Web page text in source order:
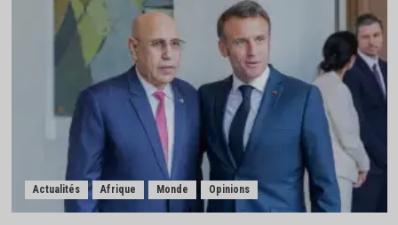
Actualités Afrique Monde Opinions